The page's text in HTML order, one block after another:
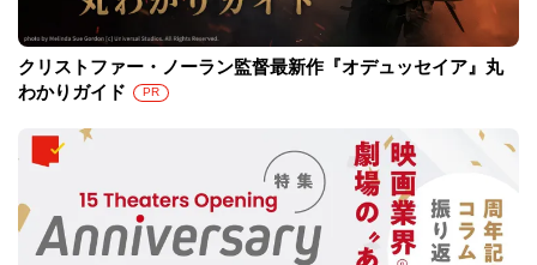
クリストファー・ノーラン監督最新作『オデュッセイア』丸
わかりガイド
PR